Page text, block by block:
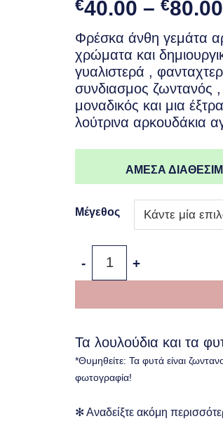
€40.00 – €80.00
Φρέσκα άνθη γεμάτα
χρώματα και
γυαλιστερά ,
συνδιασμος ζωντανός
μοναδικός και μια
λούτρινα αρκουδάκια
ΑΜΕΣΑ
Μέγεθος
Τα λουλούδια και τα
*Θυμηθείτε: Τα φυτά είναι
φωτογραφία!
✻ Αναδείξτε ακόμη